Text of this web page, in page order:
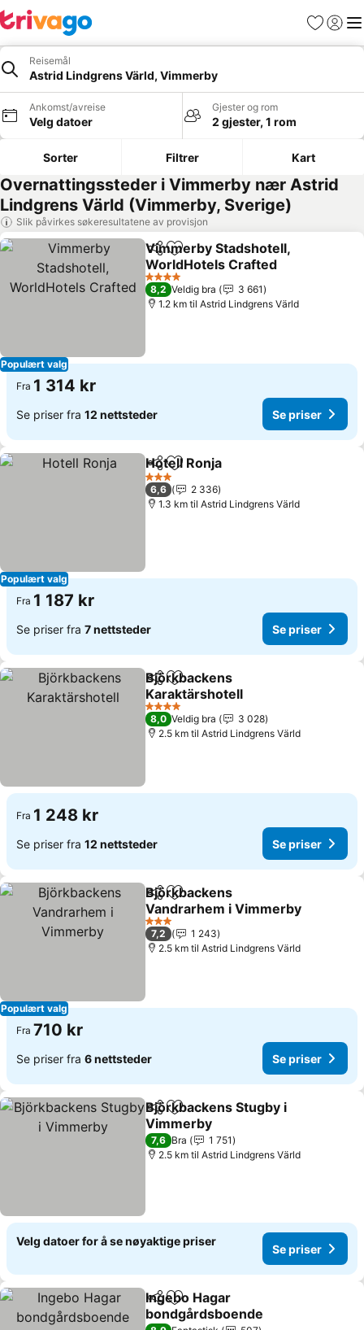
Favoritter
Logg
Reisemål
Astrid Lindgrens Värld, Vimmerby
Ankomst/avreise
Velg datoer
Gjester og rom
2 gjester, 1 rom
Sorter Filtrer Kart
Overnattingssteder i Vimmerby nær Astrid
Lindgrens Värld (Vimmerby, Sverige)
Slik påvirkes søkeresultatene av provisjon
Populært valg
Del Legg til i favoritter
Vimmerby Stadshotell,
WorldHotels Crafted
4 Stjerner
8,2 Veldig bra
3 661
1.2 km til Astrid Lindgrens Värld
Fra 1 314 kr
Se priser fra 12 nettsteder Se priser
Populært valg
Del Legg til i favoritter
Hotell Ronja
3 Stjerner
6,6
2 336
1.3 km til Astrid Lindgrens Värld
Fra 1 187 kr
Se priser fra 7 nettsteder Se priser
Del Legg til i favoritter
Björkbackens
Karaktärshotell
4 Stjerner
8,0 Veldig bra
3 028
2.5 km til Astrid Lindgrens Värld
Fra 1 248 kr
Se priser fra 12 nettsteder Se priser
Populært valg
Del Legg til i favoritter
Björkbackens
Vandrarhem i Vimmerby
3 Stjerner
7,2
1 243
2.5 km til Astrid Lindgrens Värld
Fra 710 kr
Se priser fra 6 nettsteder Se priser
Del Legg til i favoritter
Björkbackens Stugby i
Vimmerby
7,6 Bra
1 751
2.5 km til Astrid Lindgrens Värld
Velg datoer for å se nøyaktige priser
Se priser
Del Legg til i favoritter
Ingebo Hagar
bondgårdsboende